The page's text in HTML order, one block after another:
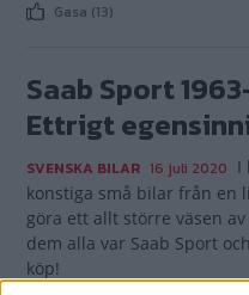
Gasa (13)
Saab Sport
Ettrigt
SVENSKA BILAR 16 juli 2020 I
konstiga små bilar från en
göra ett allt större väsen
dem alla var Saab Sport
köp!